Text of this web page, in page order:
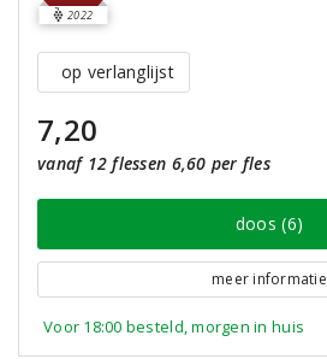
2022
op verlanglijst
7,20
vanaf 12 flessen 6,60 per fles
doos (6)
meer informatie
Voor 18:00 besteld, morgen in huis